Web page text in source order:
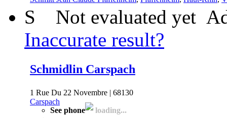
S Not evaluated yet
Inaccurate result?
Schmidlin Carspach
1 Rue Du 22 Novembre | 68130
Carspach
See phone
loading...